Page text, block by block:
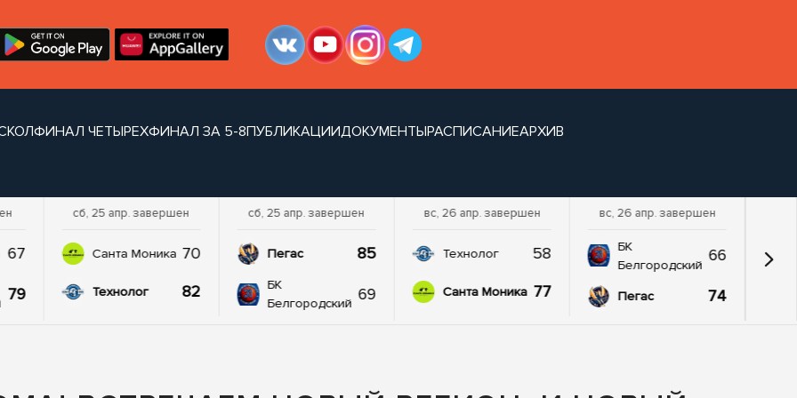
ФИНАЛ ЧЕТЫРЕХФИНАЛ ЗА 5-8ПУБЛИКАЦИИДОКУМЕНТЫРАСПИСАНИЕАРХИВ
67
79
сб, 25 апр. завершен
Санта Моника 70
Технолог 82
сб, 25 апр. завершен
Пегас 85
БК
Белгородский 69
вс, 26 апр. завершен
Технолог 58
Санта Моника 77
вс, 26 апр. завершен
БК
Белгородский 66
Пегас 74